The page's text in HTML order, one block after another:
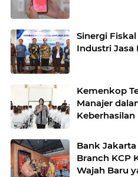
Sinergi
Industri Jasa
Kemenkop
Manajer
Keberhasilan
Bank
Branch KCP
Wajah Baru